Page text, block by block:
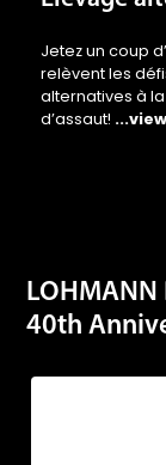
relèvent les
alternatives à
d’assaut!
LOHMANN
40th